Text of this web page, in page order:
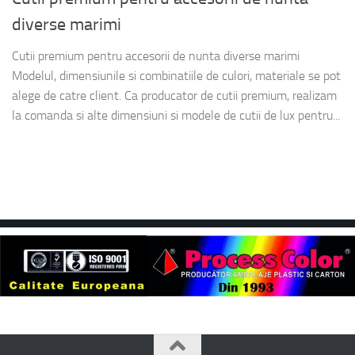
diverse marimi
Cutii premium pentru accesorii de nunta diverse marimi
Modelul, dimensiunile si combinatiile de culori, materiale se pot
alege de catre client. Ca producator de cutii premium, realizam
la comanda si alte dimensiuni si modele de cutii de lux pentru...